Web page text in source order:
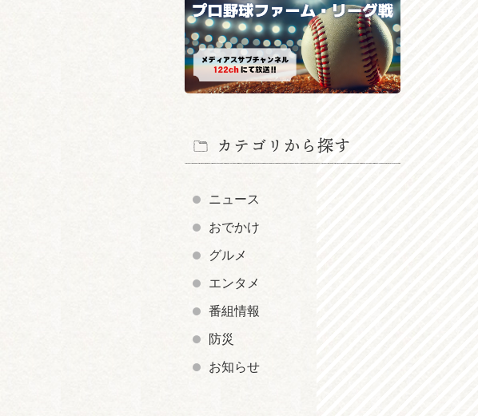
カテゴリから探す
ニュース
おでかけ
グルメ
エンタメ
番組情報
防災
お知らせ